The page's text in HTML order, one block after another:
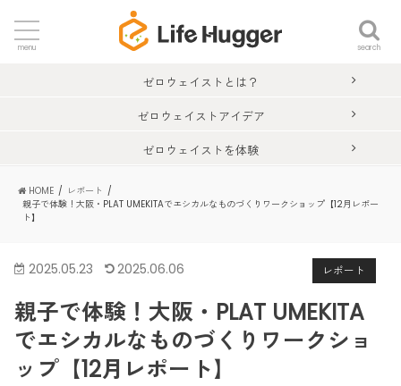
search
menu
ゼロウェイストとは？
ゼロウェイストアイデア
ゼロウェイストを体験
HOME
レポート
親子で体験！大阪・PLAT UMEKITAでエシカルなものづくりワークショップ【12月レポー
ト】
レポート
2025.05.23 2025.06.06
親子で体験！大阪・PLAT UMEKITA
でエシカルなものづくりワークショ
ップ【12月レポート】